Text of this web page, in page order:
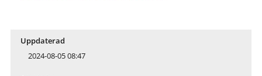
Uppdaterad
2024-08-05 08:47